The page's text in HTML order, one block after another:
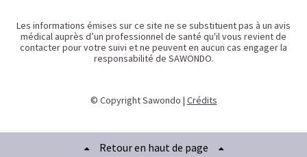
Les informations émises sur ce site ne se substituent pas à un avis
médical auprès d’un professionnel de santé qu'il vous revient de
contacter pour votre suivi et ne peuvent en aucun cas engager la
responsabilité de SAWONDO.
© Copyright Sawondo | Crédits
Retour en haut de page